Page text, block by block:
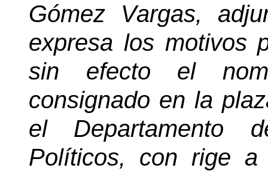
Gómez Vargas,
expresa los motivos
sin efecto el
consignado en la
el Departamento
Políticos, con rige